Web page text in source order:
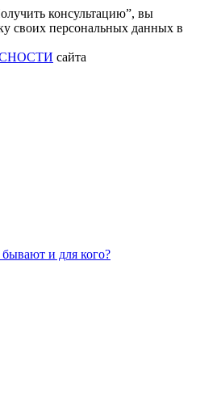
консультацию”, вы
своих персональных данных в
сайта
и для кого?